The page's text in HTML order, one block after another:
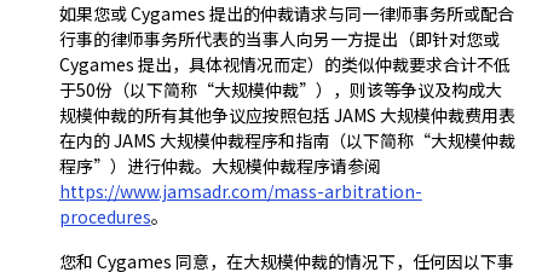
如果您或 Cygames 提出的仲裁请求与同一律师事务所或配合
行事的律师事务所代表的当事人向另一方提出（即针对您或
Cygames 提出，具体视情况而定）的类似仲裁要求合计不低
于50份（以下简称“大规模仲裁”），则该等争议及构成大
规模仲裁的所有其他争议应按照包括 JAMS 大规模仲裁费用表
在内的 JAMS 大规模仲裁程序和指南（以下简称“大规模仲裁
程序”）进行仲裁。大规模仲裁程序请参阅
https://www.jamsadr.com/mass-arbitration-
procedures。
您和 Cygames 同意，在大规模仲裁的情况下，任何因以下事